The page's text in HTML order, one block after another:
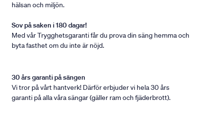
hälsan och miljön.
Sov på saken i 180 dagar!
Med vår Trygghetsgaranti får du prova din säng hemma och
byta fasthet om du inte är nöjd.
30 års garanti på sängen
Vi tror på vårt hantverk! Därför erbjuder vi hela 30 års
garanti på alla våra sängar (gäller ram och fjäderbrott).